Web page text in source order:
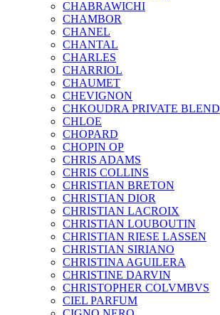
CHABRAWICHI
CHAMBOR
CHANEL
CHANTAL
CHARLES
CHARRIOL
CHAUMET
CHEVIGNON
CHKOUDRA PRIVATE BLEND
CHLOE
CHOPARD
CHOPIN OP
CHRIS ADAMS
CHRIS COLLINS
CHRISTIAN BRETON
CHRISTIAN DIOR
CHRISTIAN LACROIX
CHRISTIAN LOUBOUTIN
CHRISTIAN RIESE LASSEN
CHRISTIAN SIRIANO
CHRISTINA AGUILERA
CHRISTINE DARVIN
CHRISTOPHER COLVMBVS
CIEL PARFUM